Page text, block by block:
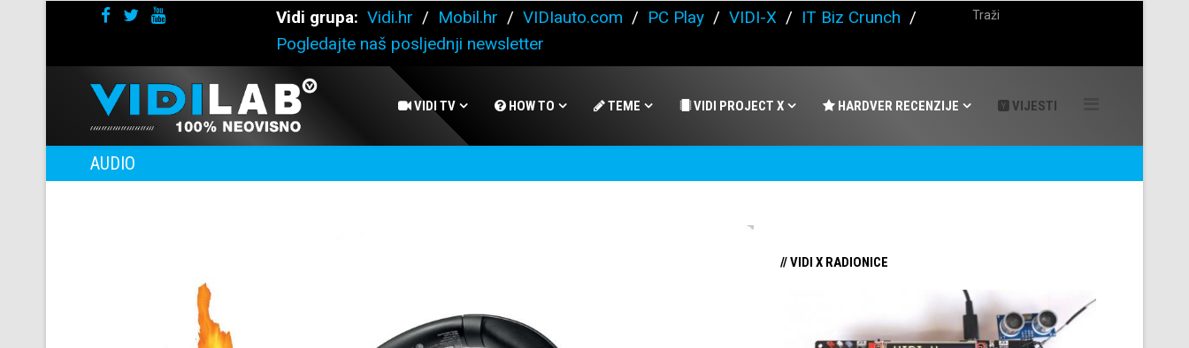
Vidi grupa: Vidi.hr / Mobil.hr / VIDIauto.com / PC Play / VIDI-X / IT Biz Crunch /
Pogledajte naš posljednji newsletter
VIDI TV HOW TO TEME VIDI PROJECT X HARDVER RECENZIJE VIJESTI
AUDIO
// VIDI X RADIONICE